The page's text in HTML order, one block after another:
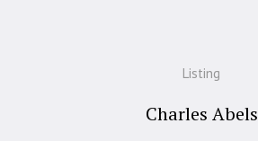
Listing
Charles Abels